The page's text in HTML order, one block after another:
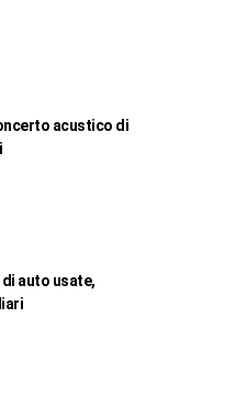
acustico di
auto usate,